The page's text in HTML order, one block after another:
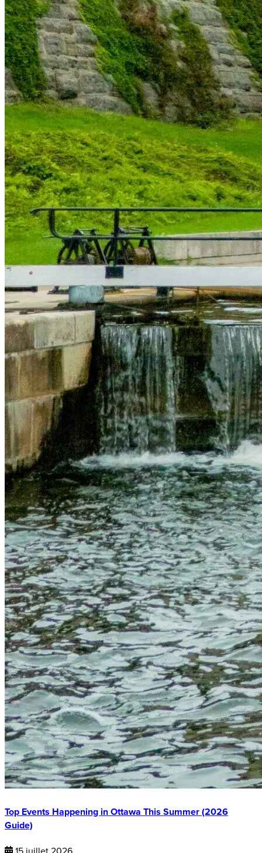
Top Events Happening in Ottawa This Summer (2026
Guide)